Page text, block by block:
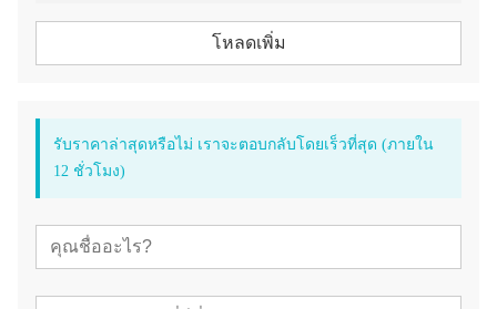
โหลดเพิ่ม
รับราคาล่าสุดหรือไม่ เราจะตอบกลับโดยเร็วที่สุด (ภายใน
12 ชั่วโมง)